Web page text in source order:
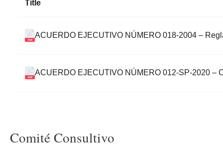
Title
ACUERDO EJECUTIVO NÚMERO 018-2004 –
ACUERDO EJECUTIVO NÚMERO 012-SP-2020 –
Comité Consultivo